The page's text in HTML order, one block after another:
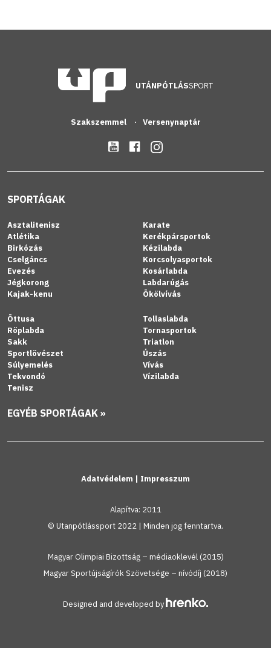
UTÁNPÓTLÁSSPORT
Szakszemmel Versenynaptár
SPORTÁGAK
Asztalitenisz
Atlétika
Birkózás
Cselgáncs
Evezés
Jégkorong
Kajak-kenu
Karate
Kerékpársportok
Kézilabda
Korcsolyasportok
Kosárlabda
Labdarúgás
Ökölvívás
Öttusa
Röplabda
Sakk
Sportlövészet
Súlyemelés
Tekvondó
Tenisz
Tollaslabda
Tornasportok
Triatlon
Úszás
Vívás
Vízilabda
EGYÉB SPORTÁGAK »
Adatvédelem | Impresszum
Alapítva: 2011
© Utanpótlássport 2022 | Minden jog fenntartva.
Magyar Olimpiai Bizottság – médiaoklevél (2015)
Magyar Sportújságírók Szövetsége – nívódíj (2018)
Designed and developed by